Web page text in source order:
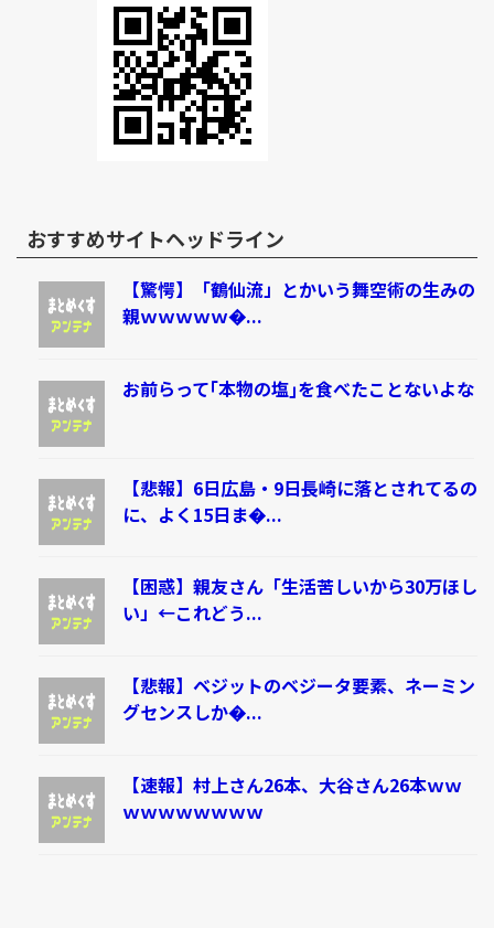
おすすめサイトヘッドライン
【驚愕】「鶴仙流」とかいう舞空術の生みの
親ｗｗｗｗｗ�...
お前らって｢本物の塩｣を食べたことないよな
【悲報】6日広島・9日長崎に落とされてるの
に、よく15日ま�...
【困惑】親友さん「生活苦しいから30万ほし
い」←これどう...
【悲報】ベジットのベジータ要素、ネーミン
グセンスしか�...
【速報】村上さん26本、大谷さん26本ｗｗ
ｗｗｗｗｗｗｗｗ